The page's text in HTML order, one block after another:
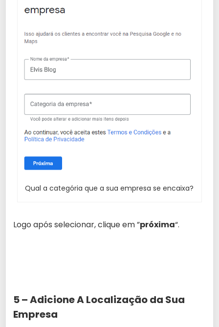
Qual a categória que a sua empresa se encaixa?
Logo após selecionar, clique em ”próxima“.
5 – Adicione A Localização da Sua
Empresa